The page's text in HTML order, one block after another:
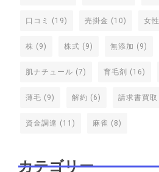
口コミ (19) 売掛金 (10) 女性
株 (9) 株式 (9) 無添加 (9)
肌ナチュール (7) 育毛剤 (16)
薄毛 (9) 解約 (6) 請求書買取
資金調達 (11) 麻雀 (8)
カテゴリー